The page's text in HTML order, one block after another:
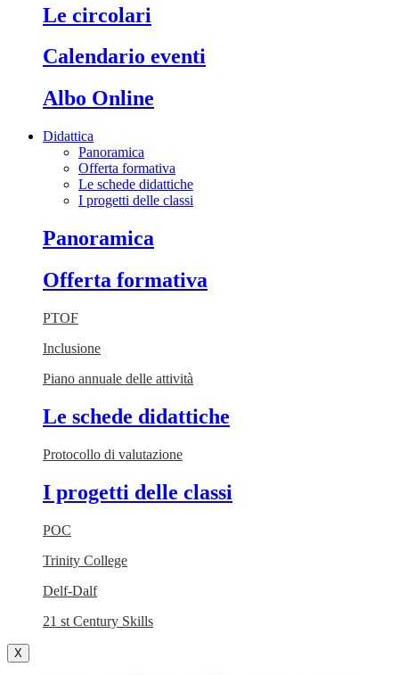
Le circolari
Calendario eventi
Albo Online
Didattica
Panoramica
Offerta formativa
Le schede didattiche
I progetti delle classi
Panoramica
Offerta formativa
PTOF
Inclusione
Piano annuale delle attività
Le schede didattiche
Protocollo di valutazione
I progetti delle classi
POC
Trinity College
Delf-Dalf
21 st Century Skills
X